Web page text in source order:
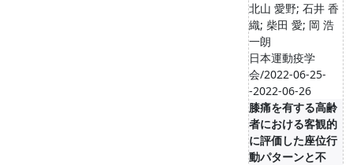
北山 愛野; 石井 香
織; 柴田 愛; 岡 浩
一朗
日本運動疫学
会/2022-06-25-
-2022-06-26
膝痛を有する高齢
者における客観的
に評価した座位行
動パターンと不